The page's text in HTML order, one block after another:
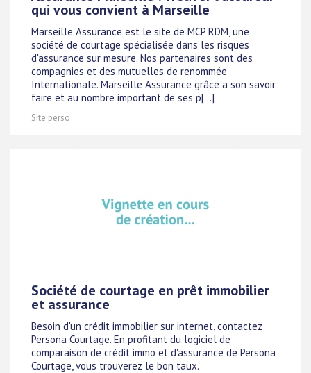
qui vous convient à Marseille
Marseille Assurance est le site de MCP RDM, une
société de courtage spécialisée dans les risques
d'assurance sur mesure. Nos partenaires sont des
compagnies et des mutuelles de renommée
Internationale. Marseille Assurance grâce a son savoir
faire et au nombre important de ses p[...]
Site perso
Société de courtage en prêt immobilier
et assurance
Besoin d'un crédit immobilier sur internet, contactez
Persona Courtage. En profitant du logiciel de
comparaison de crédit immo et d'assurance de Persona
Courtage, vous trouverez le bon taux.